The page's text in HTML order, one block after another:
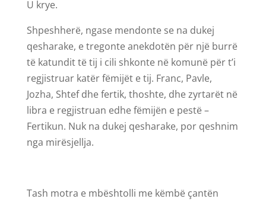
U krye.
Shpeshherë, ngase mendonte se na dukej
qesharake, e tregonte anekdotën për një burrë
të katundit të tij i cili shkonte në komunë për t’i
regjistruar katër fëmijët e tij. Franc, Pavle,
Jozha, Shtef dhe fertik, thoshte, dhe zyrtarët në
libra e regjistruan edhe fëmijën e pestë –
Fertikun. Nuk na dukej qesharake, por qeshnim
nga mirësjellja.
Tash motra e mbështolli me këmbë çantën